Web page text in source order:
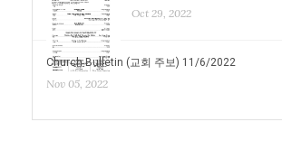
Oct 29, 2022
Church Bulletin (교회 주보) 11/6/2022
Nov 05, 2022